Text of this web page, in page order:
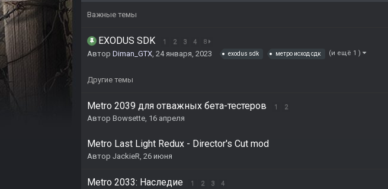
Важные темы
EXODUS SDK 1 2 3 4 8
Автор Diman_GTX, 24 января, 2023 exodus sdk метро исход сдк (и ещё 1 )
Другие темы
Metro 2039 для отважных бета-тестеров 1 2
Автор Bowsette, 16 апреля
Metro Last Light Redux - Director's Cut mod
Автор JackieR, 26 июня
Metro 2033: Наследие 1 2 3 4